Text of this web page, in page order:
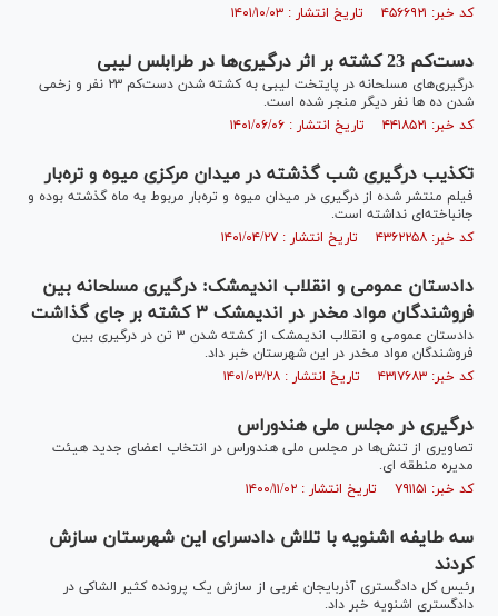
کد خبر: ۴۵۶۶۹۲۱ تاریخ انتشار : ۱۴۰۱/۱۰/۰۳
دست‌کم 23 کشته بر اثر درگیری‌ها در طرابلس لیبی
درگیری‌های مسلحانه در پایتخت لیبی به کشته شدن دست‌کم ۲۳ نفر و زخمی
شدن ده ها نفر دیگر منجر شده است.
کد خبر: ۴۴۱۸۵۲۱ تاریخ انتشار : ۱۴۰۱/۰۶/۰۶
تکذیب درگیری شب گذشته در میدان مرکزی میوه و تره‌بار
فیلم منتشر شده از درگیری در میدان میوه و تره‌بار مربوط به ماه گذشته بوده و
جانباخته‌ای نداشته است.
کد خبر: ۴۳۶۲۲۵۸ تاریخ انتشار : ۱۴۰۱/۰۴/۲۷
دادستان عمومی و انقلاب اندیمشک: درگیری مسلحانه بین
فروشندگان مواد مخدر در اندیمشک ٣ کشته بر جای گذاشت
دادستان عمومی و انقلاب اندیمشک از کشته شدن ٣ تن در درگیری بین
فروشندگان مواد مخدر در این شهرستان خبر داد.
کد خبر: ۴۳۱۷۶۸۳ تاریخ انتشار : ۱۴۰۱/۰۳/۲۸
درگیری در مجلس ملی هندوراس
تصاویری از تنش‌ها در مجلس ملی هندوراس در انتخاب اعضای جدید هیئت
مدیره منطقه ای.
کد خبر: ۷۹۱۱۵۱ تاریخ انتشار : ۱۴۰۰/۱۱/۰۲
سه طایفه اشنویه با تلاش دادسرای این شهرستان سازش
کردند
رئیس کل دادگستری آذربایجان غربی از سازش یک پرونده کثیر الشاکی در
دادگستری اشنویه خبر داد.